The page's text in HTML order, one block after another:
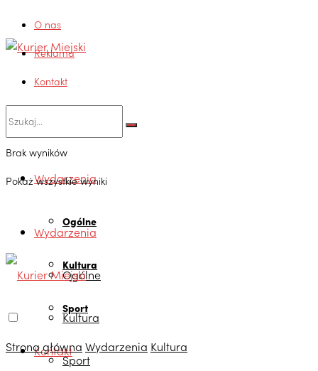
O nas
Reklama
Kontakt
Brak wyników
Pokaż wszystkie wyniki
Wydarzenia
Ogólne
Kultura
Sport
Kontakt
Wydarzenia
Ogólne
Kultura
Sport
Strona główna Wydarzenia Kultura